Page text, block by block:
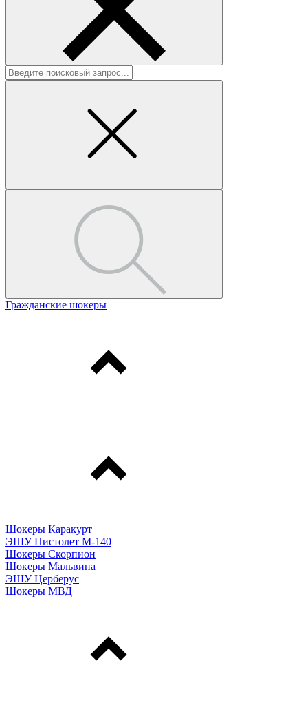
Гражданские шокеры
Шокеры Каракурт
ЭШУ Пистолет М-140
Шокеры Скорпион
Шокеры Мальвина
ЭШУ Церберус
Шокеры МВД